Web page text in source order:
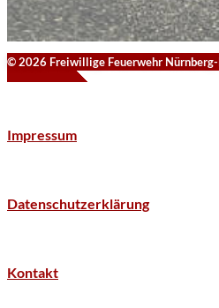
© 2026 Freiwillige Feuerwehr Nürnberg-
Impressum
Datenschutzerklärung
Kontakt